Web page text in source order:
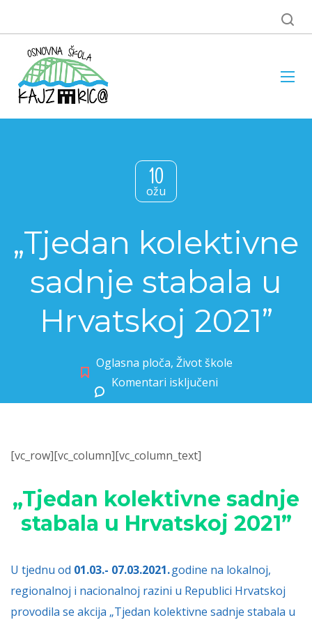
10
ožu
„Tjedan kolektivne
sadnje stabala u
Hrvatskoj 2021”
Oglasna ploča, Život škole
Komentari isključeni
[vc_row][vc_column][vc_column_text]
„Tjedan kolektivne sadnje
stabala u Hrvatskoj 2021”
U tjednu od 01.03.- 07.03.2021.godine na lokalnoj,
regionalnoj i nacionalnoj razini u Republici Hrvatskoj
provodila se akcija „Tjedan kolektivne sadnje stabala u